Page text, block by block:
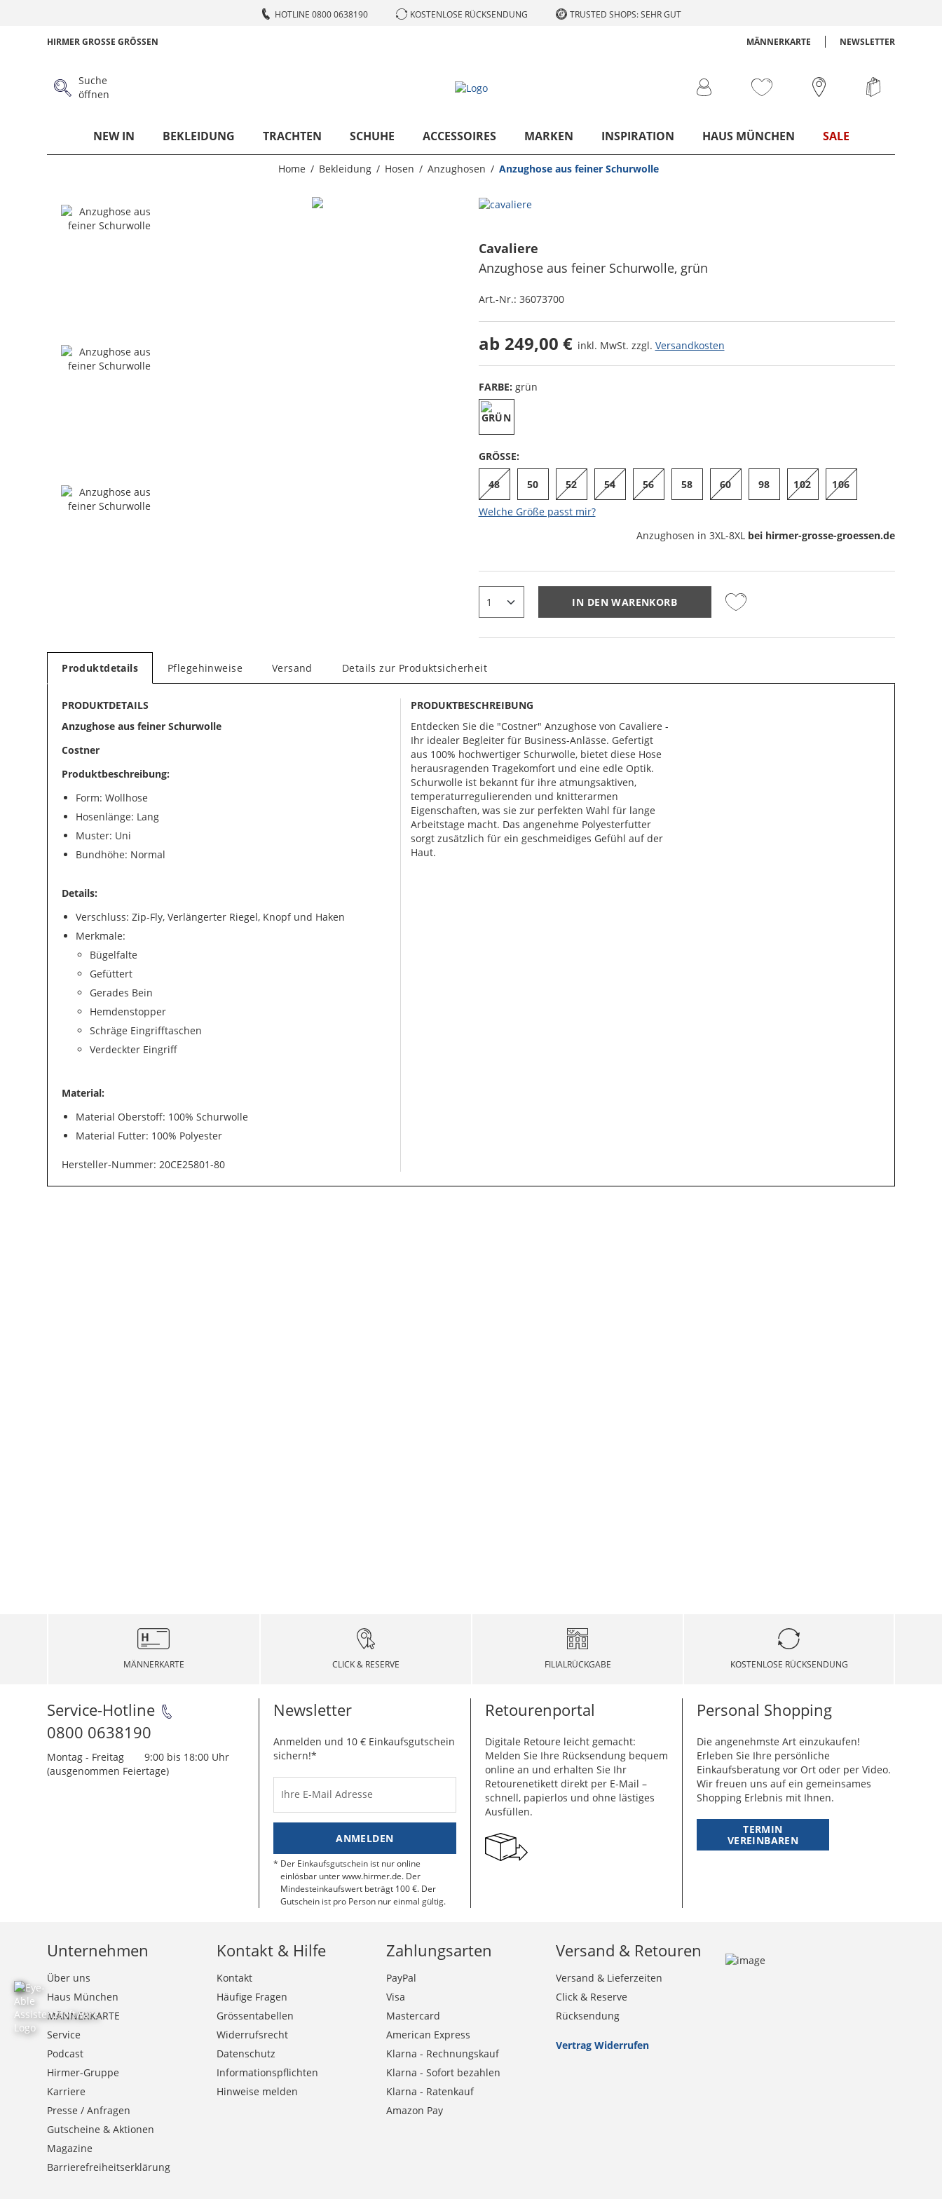
HOTLINE 0800 0638190 KOSTENLOSE RÜCKSENDUNG TRUSTED SHOPS: SEHR GUT
HIRMER GROSSE GRÖSSEN MÄNNERKARTE NEWSLETTER
Suche
öffnen
NEW IN BEKLEIDUNG TRACHTEN SCHUHE ACCESSOIRES MARKEN INSPIRATION HAUS MÜNCHEN SALE
Home Bekleidung Hosen Anzughosen Anzughose aus feiner Schurwolle
Cavaliere
Anzughose aus feiner Schurwolle, grün
Art.-Nr.: 36073700
ab 249,00 € inkl. MwSt. zzgl. Versandkosten
FARBE: grün
GRÖSSE:
48 50 52 54 56 58 60 98 102 106
Welche Größe passt mir?
Anzughosen in 3XL-8XL bei hirmer-grosse-groessen.de
IN DEN WARENKORB
Produktdetails Pflegehinweise Versand Details zur Produktsicherheit
PRODUKTDETAILS
Anzughose aus feiner Schurwolle
Costner
Produktbeschreibung:
Form: Wollhose
Hosenlänge: Lang
Muster: Uni
Bundhöhe: Normal
Details:
Verschluss: Zip-Fly, Verlängerter Riegel, Knopf und Haken
Merkmale:
Bügelfalte
Gefüttert
Gerades Bein
Hemdenstopper
Schräge Eingrifftaschen
Verdeckter Eingriff
Material:
Material Oberstoff: 100% Schurwolle
Material Futter: 100% Polyester
Hersteller-Nummer: 20CE25801-80
PRODUKTBESCHREIBUNG
Entdecken Sie die "Costner" Anzughose von Cavaliere -
Ihr idealer Begleiter für Business-Anlässe. Gefertigt
aus 100% hochwertiger Schurwolle, bietet diese Hose
herausragenden Tragekomfort und eine edle Optik.
Schurwolle ist bekannt für ihre atmungsaktiven,
temperaturregulierenden und knitterarmen
Eigenschaften, was sie zur perfekten Wahl für lange
Arbeitstage macht. Das angenehme Polyesterfutter
sorgt zusätzlich für ein geschmeidiges Gefühl auf der
Haut.
MÄNNERKARTE CLICK & RESERVE FILIALRÜCKGABE KOSTENLOSE RÜCKSENDUNG
Service-Hotline
0800 0638190
Montag - Freitag
9:00 bis 18:00 Uhr
(ausgenommen Feiertage)
Newsletter
Anmelden und 10 € Einkaufsgutschein
sichern!*
Ihre E-Mail Adresse
ANMELDEN
Der Einkaufsgutschein ist nur online
einlösbar unter www.hirmer.de. Der
Mindesteinkaufswert beträgt 100 €. Der
Gutschein ist pro Person nur einmal gültig.
Retourenportal
Digitale Retoure leicht gemacht:
Melden Sie Ihre Rücksendung bequem
online an und erhalten Sie Ihr
Retourenetikett direkt per E-Mail –
schnell, papierlos und ohne lästiges
Ausfüllen.
Personal Shopping
Die angenehmste Art einzukaufen!
Erleben Sie Ihre persönliche
Einkaufsberatung vor Ort oder per Video.
Wir freuen uns auf ein gemeinsames
Shopping Erlebnis mit Ihnen.
TERMIN
VEREINBAREN
Unternehmen
Über uns
Haus München
MÄNNERKARTE
Service
Podcast
Hirmer-Gruppe
Karriere
Presse / Anfragen
Gutscheine & Aktionen
Magazine
Barrierefreiheitserklärung
Kontakt & Hilfe
Kontakt
Häufige Fragen
Grössentabellen
Widerrufsrecht
Datenschutz
Informationspflichten
Hinweise melden
Zahlungsarten
PayPal
Visa
Mastercard
American Express
Klarna - Rechnungskauf
Klarna - Sofort bezahlen
Klarna - Ratenkauf
Amazon Pay
Versand & Retouren
Versand & Lieferzeiten
Click & Reserve
Rücksendung
Vertrag Widerrufen